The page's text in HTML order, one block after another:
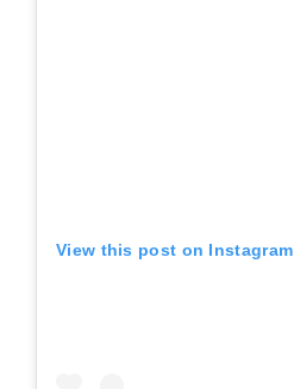
View this post on Instagram